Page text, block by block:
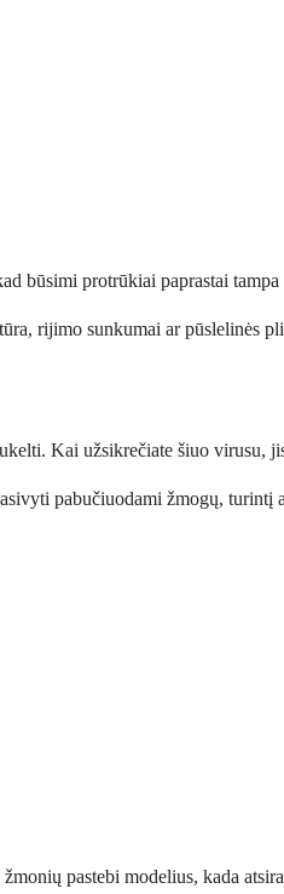
būsimi protrūkiai paprastai
rijimo sunkumai ar pūslelinės
Kai užsikrečiate šiuo virusu,
pabučiuodami žmogų,
pastebi modelius, kada